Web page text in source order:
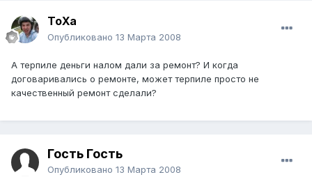
ToXa
Опубликовано 13 Марта 2008
А терпиле деньги налом дали за ремонт? И когда
договаривались о ремонте, может терпиле просто не
качественный ремонт сделали?
Гость Гость
Опубликовано 13 Марта 2008